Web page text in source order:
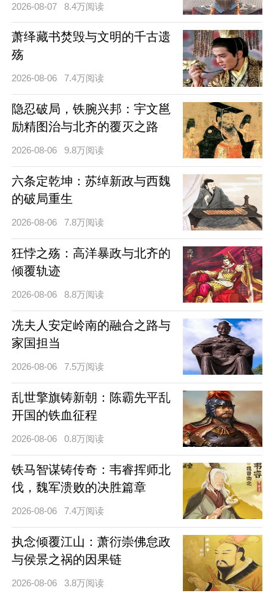
2026-08-07 8.4万阅读
萧绎藏书焚毁与文明的千古遗
殇
2026-08-06 7.4万阅读
隐忍破局，铁腕兴邦：宇文邕
励精图治与北齐的覆灭之路
2026-08-06 9.8万阅读
六条定乾坤：苏绰新政与西魏
的破局重生
2026-08-06 7.8万阅读
狂悖之殇：高洋暴政与北齐的
倾覆轨迹
2026-08-06 8.8万阅读
冼夫人安定岭南的融合之路与
家国担当
2026-08-06 7.5万阅读
乱世擎旗铸新朝：陈霸先平乱
开国的铁血征程
2026-08-06 0.8万阅读
铁马智谋铸传奇：韦睿挥师北
伐，魏军溃败的决胜篇章
2026-08-06 7.4万阅读
执念倾覆江山：萧衍崇佛怠政
与侯景之祸的因果链
2026-08-06 3.8万阅读